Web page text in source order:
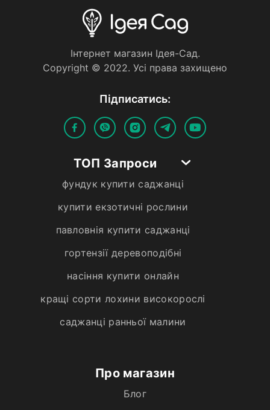
Iнтернет магазин Iдея-Сад.
Copyright © 2022. Усi права захищено
Пiдписатись:
ТОП Запроси
фундук купити саджанці
купити екзотичні рослини
павловнія купити саджанці
гортензії деревоподібні
насіння купити онлайн
кращі сорти лохини високорослі
саджанці ранньої малини
Про магазин
Блог